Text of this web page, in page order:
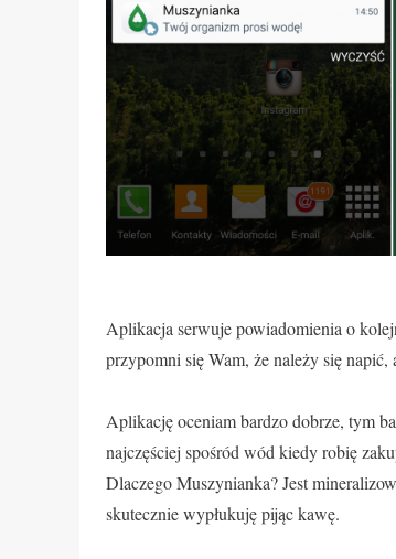
Aplikacja serwuje powiadomienia o
przypomni się Wam, że należy się napić,
Aplikację oceniam bardzo dobrze, tym
najczęściej spośród wód kiedy robię
Dlaczego Muszynianka? Jest
skutecznie wypłukuję pijąc kawę.